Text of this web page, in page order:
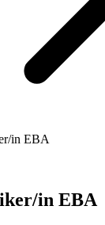
in EBA
in EBA